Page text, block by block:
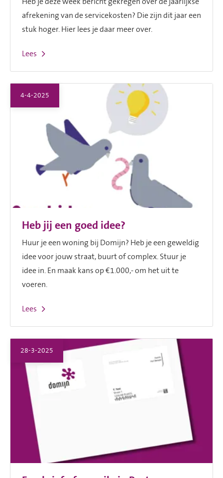
afrekening van de servicekosten? Die zijn dit jaar een
stuk hoger. Hier lees je daar meer over.
Lees
Heb jij een goed idee?
4-4-2025
Huur je een woning bij Domijn? Heb je een geweldig
idee voor jouw straat, buurt of complex. Stuur je
idee in. En maak kans op €1.000,- om het uit te
voeren.
Lees
28-3-2025